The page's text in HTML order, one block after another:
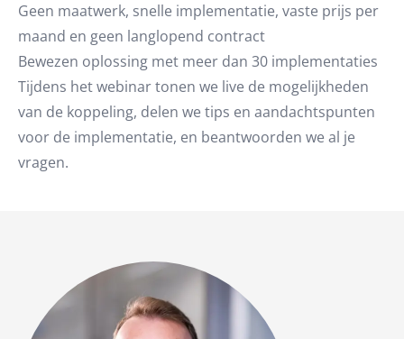
Geen maatwerk, snelle implementatie, vaste prijs per
maand en geen langlopend contract
Bewezen oplossing met meer dan 30 implementaties
Tijdens het webinar tonen we live de mogelijkheden
van de koppeling, delen we tips en aandachtspunten
voor de implementatie, en beantwoorden we al je
vragen.